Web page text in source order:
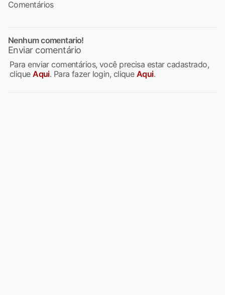
Comentários
Nenhum comentario!
Enviar comentário
Para enviar comentários, você precisa estar cadastrado,
cliqueAqui. Para fazer login, clique Aqui.